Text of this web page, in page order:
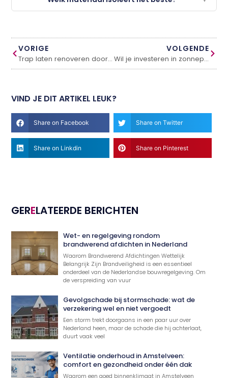
VORIGE
Trap laten renoveren door specialist
VOLGENDE
Wil je investeren in zonnepanelen? Hier moet je op letten!
VIND JE DIT ARTIKEL LEUK?
Share on Facebook Share on Twitter
Share on Linkdin Share on Pinterest
GERELATEERDE BERICHTEN
Wet- en regelgeving rondom
brandwerend afdichten in Nederland
Waarom Brandwerend Afdichtingen Wettelijk
Belangrijk Zijn Brandveiligheid is een essentieel
onderdeel van de Nederlandse bouwregelgeving. Om
de verspreiding van vuur
Gevolgschade bij stormschade: wat de
verzekering wel en niet vergoedt
Een storm trekt doorgaans in een paar uur over
Nederland heen, maar de schade die hij achterlaat,
duurt vaak veel
Ventilatie onderhoud in Amstelveen:
comfort en gezondheid onder één dak
Waarom een goed binnenklimaat in Amstelveen